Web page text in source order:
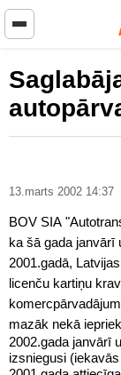
13.marts 2002 14:37
BOV SIA
ka šā gada janvārī
2001.gadā,
licenču kartiņu
mazāk nekā
2002.gada janvārī
izsniegusi